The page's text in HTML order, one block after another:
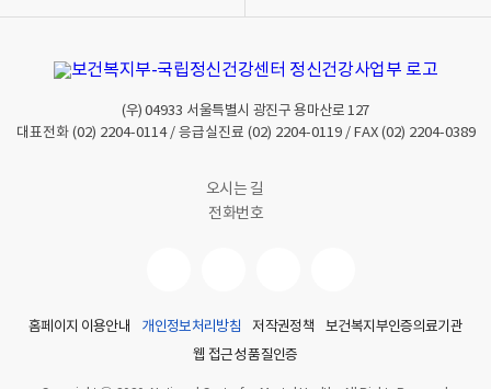
(우)04933 서울특별시 광진구 용마산로 127
대표전화 (02) 2204-0114/ 응급실진료 (02) 2204-0119/ FAX (02) 2204-0389
오시는 길
전화번호
홈페이지 이용안내 개인정보처리방침 저작권정책
보건복지부인증의료기관
웹 접근성 품질인증